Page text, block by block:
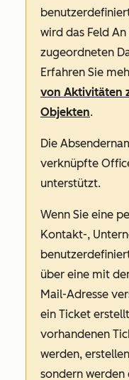
wird das Feld An
zugeordneten
Erfahren Sie
von Aktivitäten
Objekten.
Die
verknüpfte
unterstützt.
Wenn Sie eine
Kontakt-,
über eine mit
Mail-Adresse
ein Ticket
vorhandenen
werden,
sondern werden